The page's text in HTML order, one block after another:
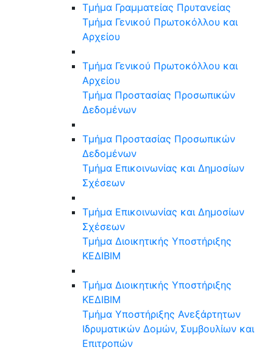
Τμήμα Γραμματείας Πρυτανείας
Τμήμα Γενικού Πρωτοκόλλου και
Αρχείου
Τμήμα Γενικού Πρωτοκόλλου και
Αρχείου
Τμήμα Προστασίας Προσωπικών
Δεδομένων
Τμήμα Προστασίας Προσωπικών
Δεδομένων
Τμήμα Επικοινωνίας και Δημοσίων
Σχέσεων
Τμήμα Επικοινωνίας και Δημοσίων
Σχέσεων
Τμήμα Διοικητικής Υποστήριξης
ΚΕΔΙΒΙΜ
Τμήμα Διοικητικής Υποστήριξης
ΚΕΔΙΒΙΜ
Τμήμα Υποστήριξης Ανεξάρτητων
Ιδρυματικών Δομών, Συμβουλίων και
Επιτροπών